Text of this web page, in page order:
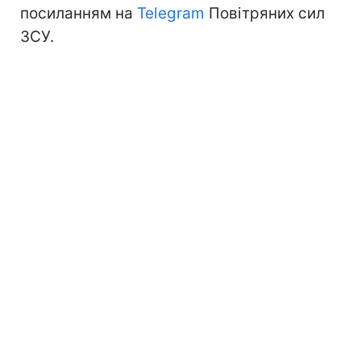
посиланням на Telegram Повітряних сил
ЗСУ.